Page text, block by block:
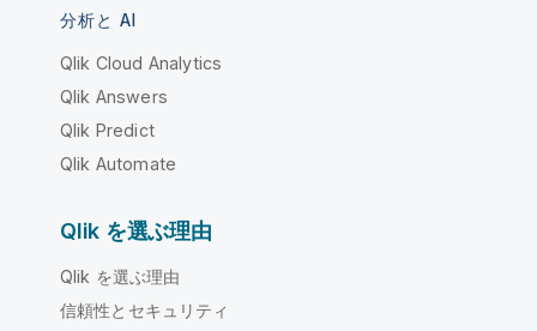
分析と AI
Qlik Cloud Analytics
Qlik Answers
Qlik Predict
Qlik Automate
Qlik を選ぶ理由
Qlik を選ぶ理由
信頼性とセキュリティ